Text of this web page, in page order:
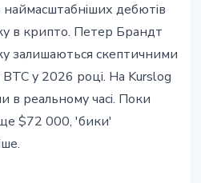
дебютів
в крипто. Петер Брандт
залишаються скептичними
у 2026 році. На Kurslog
в реальному часі. Поки
$72 000, 'бики'